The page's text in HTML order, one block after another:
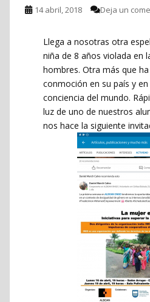
14 abril, 2018 Deja un
Llega a nosotras otra
niña de 8 años violada en
hombres. Otra más que
conmoción en su país y
conciencia del mundo.
luz de uno de nuestros
nos hace la siguiente